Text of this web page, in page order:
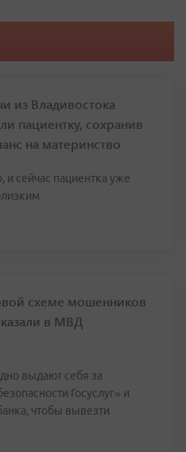
из Владивостока
пациентку, сохранив
на материнство
сейчас пациентка уже
схеме мошенников
в МВД
выдают себя за
Госуслуг» и
чтобы вывезти